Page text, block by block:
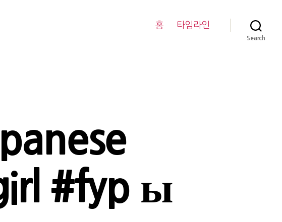
홈 타임라인
Search
#fyp ы